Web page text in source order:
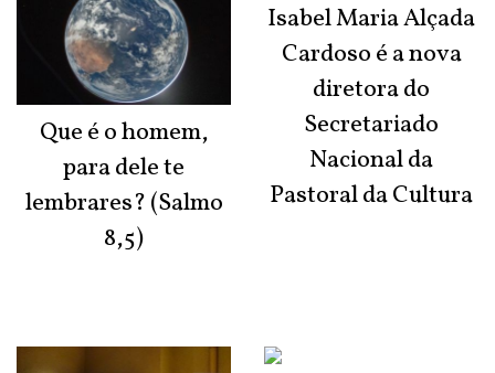
Que é o homem,
para dele te
lembrares? (Salmo
8,5)
Isabel Maria Alçada
Cardoso é a nova
diretora do
Secretariado
Nacional da
Pastoral da Cultura